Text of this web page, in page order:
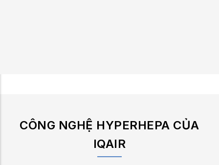
CÔNG NGHỆ HYPERHEPA CỦA
IQAIR